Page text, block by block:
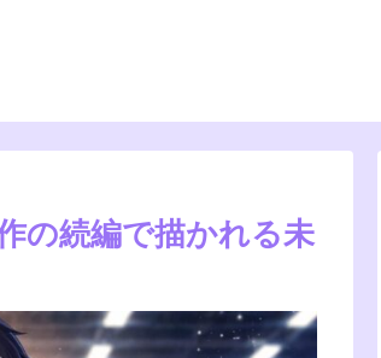
の続編で描かれる未